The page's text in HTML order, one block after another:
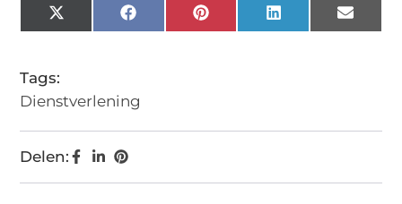
X
(Twitter)
FacebookPinterestLinkedIn Email
Tags:
Dienstverlening
Delen: